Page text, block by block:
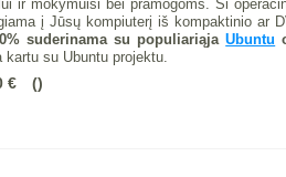
ir mokymuisi bei pramogoms. Ši
į Jūsų kompiuterį iš kompaktinio ar
suderinama su populiariąjaUbuntu
kartu su Ubuntu projektu.
€